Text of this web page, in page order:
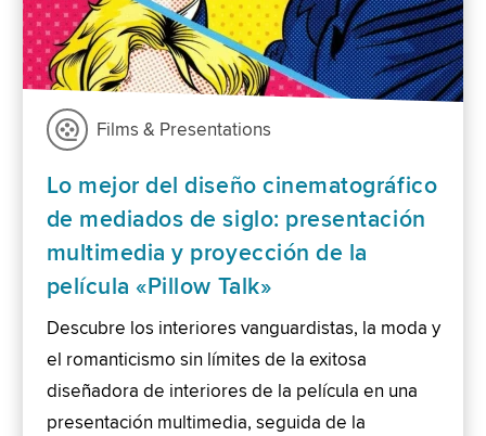
Films & Presentations
Lo mejor del diseño cinematográfico
de mediados de siglo: presentación
multimedia y proyección de la
película «Pillow Talk»
Descubre los interiores vanguardistas, la moda y
el romanticismo sin límites de la exitosa
diseñadora de interiores de la película en una
presentación multimedia, seguida de la